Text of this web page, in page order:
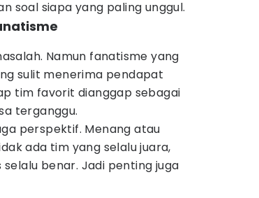
soal siapa yang paling unggul.
Namun fanatisme yang
sulit menerima pendapat
tim favorit dianggap sebagai
terganggu.
perspektif. Menang atau
ada tim yang selalu juara,
benar. Jadi penting juga